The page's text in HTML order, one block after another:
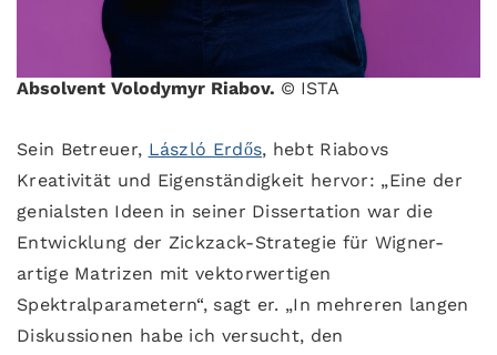
Absolvent Volodymyr Riabov. © ISTA
Sein Betreuer, László Erdős, hebt Riabovs
Kreativität und Eigenständigkeit hervor: „Eine der
genialsten Ideen in seiner Dissertation war die
Entwicklung der Zickzack-Strategie für Wigner-
artige Matrizen mit vektorwertigen
Spektralparametern“, sagt er. „In mehreren langen
Diskussionen habe ich versucht, den